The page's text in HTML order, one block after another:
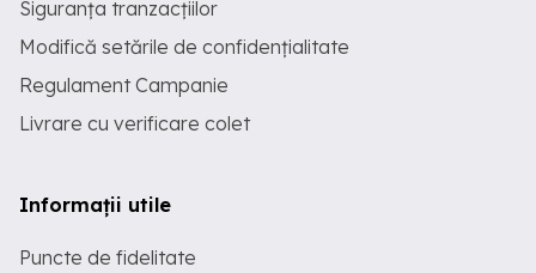
Siguranța tranzacțiilor
Modifică setările de confidențialitate
Regulament Campanie
Livrare cu verificare colet
Informații utile
Puncte de fidelitate